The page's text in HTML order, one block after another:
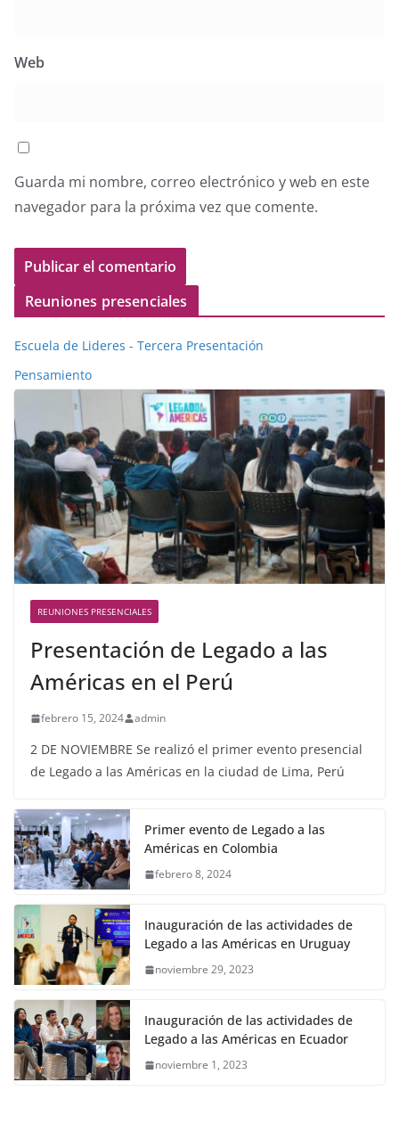
Web
Guarda mi nombre, correo electrónico y web en este
navegador para la próxima vez que comente.
Reuniones presenciales
Escuela de Lideres - Tercera Presentación
Pensamiento
REUNIONES PRESENCIALES
Presentación de Legado a las
Américas en el Perú
febrero 15, 2024 admin
2 DE NOVIEMBRE Se realizó el primer evento presencial
de Legado a las Américas en la ciudad de Lima, Perú
Primer evento de Legado a las
Américas en Colombia
febrero 8, 2024
Inauguración de las actividades de
Legado a las Américas en Uruguay
noviembre 29, 2023
Inauguración de las actividades de
Legado a las Américas en Ecuador
noviembre 1, 2023